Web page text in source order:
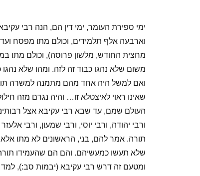
ימי ספירת העומר, ימי דין הם, הנה רבי
וארבעה אלף תלמידים, וכולם מתו מפסח
מחצית החודש, מלשון פרוסה), וכולם מתו
משום שלא נהגו כבוד זה לזה. ומהו שלא
ואם למשל היה אחד מהם מתמנה למשרה
שאינו ראוי לאיצטלא זו… והיה נגרם מזה
העולם שמם, עד שבא רבי עקיבא אצל
ורבי יהודה, ורבי יוסי, ורבי שמעון, ורבי
תורה. אמר להם, בני, הראשונים לא מתו
שלא תעשו כמעשיהם. והם הם שהעמידו
ומטעם זה דרש רבי עקיבא (יבמות סב:), למד